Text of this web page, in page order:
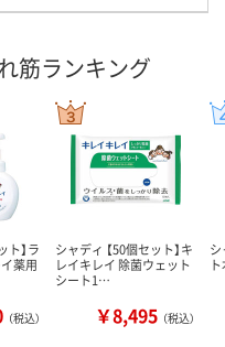
筋ランキング
ト】ラ
薬用
（税込）
シャディ 【50個セット】キ
レイキレイ 除菌ウェット
シート1…
￥8,495 （税込）